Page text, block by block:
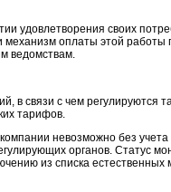
удовлетворения своих
оплаты этой работы
ведомствам.
в связи с чем регулируются
тарифов.
невозможно без
органов. Статус
из списка